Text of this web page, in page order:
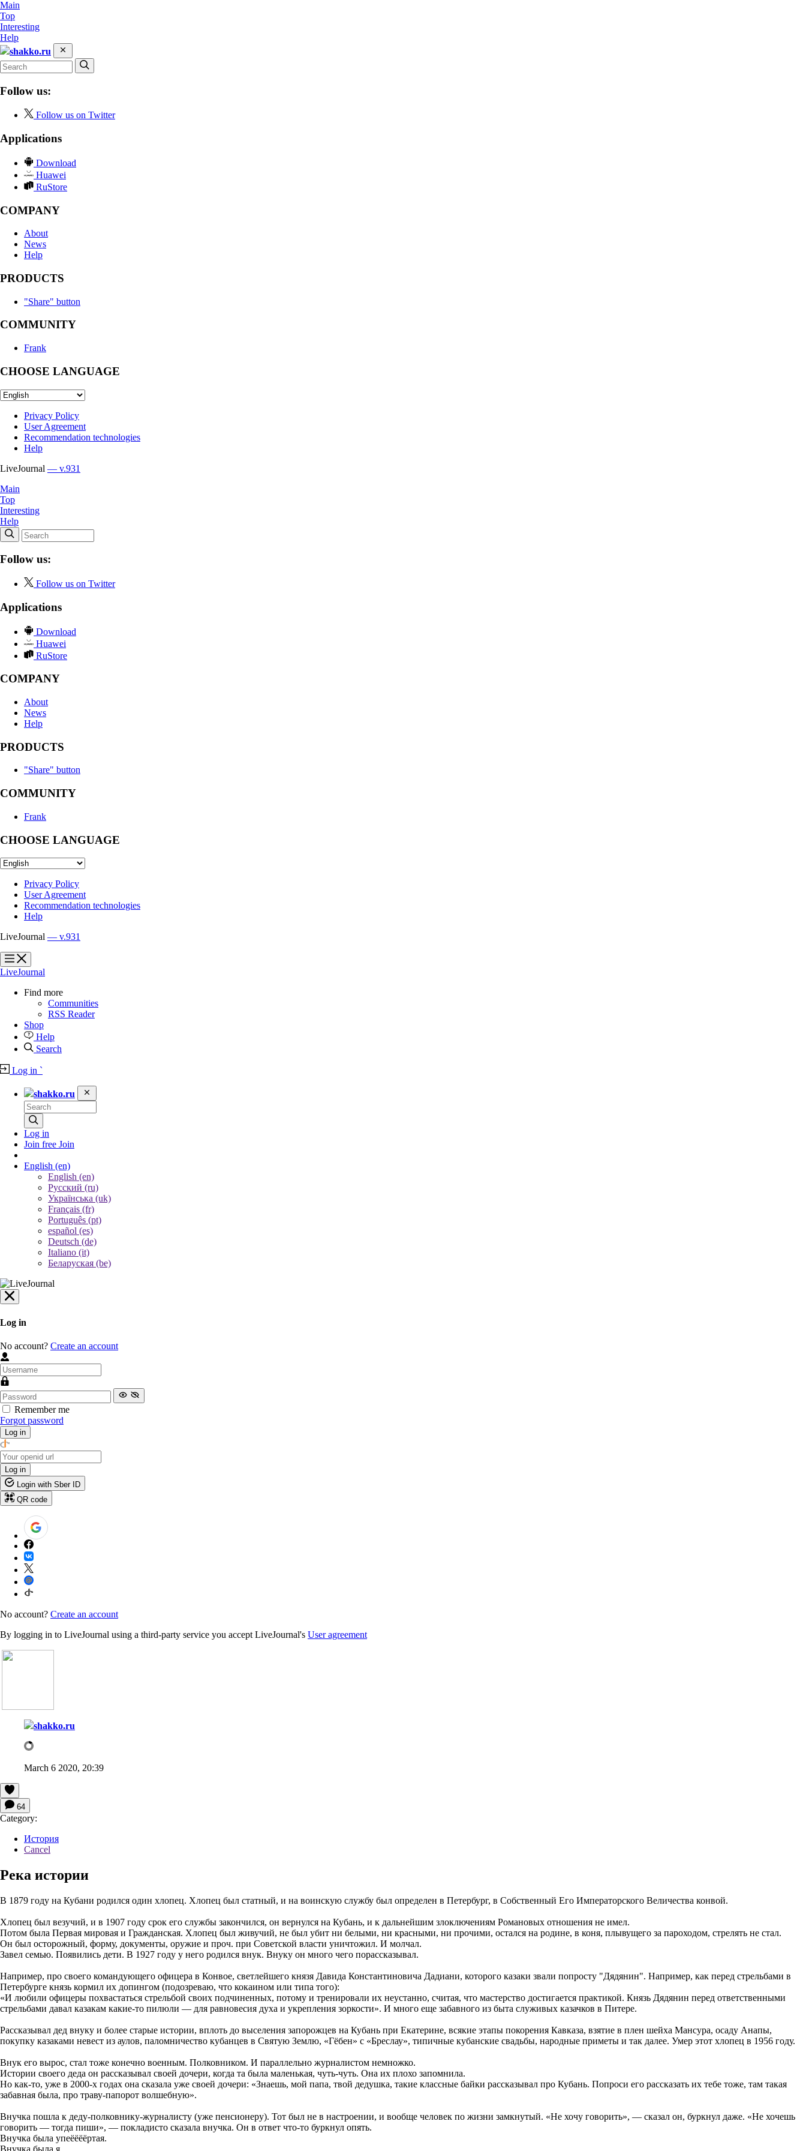
Main
Top
Interesting
Help
shakko.ru
Follow us:
Follow us on Twitter
Applications
Download
Huawei
RuStore
COMPANY
About
News
Help
PRODUCTS
"Share" button
COMMUNITY
Frank
CHOOSE LANGUAGE
Privacy Policy
User Agreement
Recommendation technologies
Help
LiveJournal — v.931
Main
Top
Interesting
Help
Follow us:
Follow us on Twitter
Applications
Download
Huawei
RuStore
COMPANY
About
News
Help
PRODUCTS
"Share" button
COMMUNITY
Frank
CHOOSE LANGUAGE
Privacy Policy
User Agreement
Recommendation technologies
Help
LiveJournal — v.931
?
?
LiveJournal
Find more
Communities
RSS Reader
Shop
Help
Search
Log in `
shakko.ru
Log in
Join free Join
English (en)
English (en)
Русский (ru)
Українська (uk)
Français (fr)
Português (pt)
español (es)
Deutsch (de)
Italiano (it)
Беларуская (be)
Log in
No account? Create an account
Remember me
Forgot password
Log in
Log in
Login with Sber ID
QR code
No account? Create an account
By logging in to LiveJournal using a third-party service you accept LiveJournal's User agreement
shakko.ru
March 6 2020, 20:39
64
Category:
История
Cancel
Река истории
В 1879 году на Кубани родился один хлопец. Хлопец был статный, и на воинскую службу был определен в Петербург, в Собственный Его Императорского Величества конвой.
Хлопец был везучий, и в 1907 году срок его службы закончился, он вернулся на Кубань, и к дальнейшим злоключениям Романовых отношения не имел.
Потом была Первая мировая и Гражданская. Хлопец был живучий, не был убит ни белыми, ни красными, ни прочими, остался на родине, в коня, плывущего за пароходом, стрелять не стал.
Он был осторожный, форму, документы, оружие и проч. при Советской власти уничтожил. И молчал.
Завел семью. Появились дети. В 1927 году у него родился внук. Внуку он много чего порассказывал.
Например, про своего командующего офицера в Конвое, светлейшего князя Давида Константиновича Дадиани, которого казаки звали попросту "Дядянин". Например, как перед стрельбами в
Петербурге князь кормил их допингом (подозреваю, что кокаином или типа того):
«И любили офицеры похвастаться стрельбой своих подчиненных, потому и тренировали их неустанно, считая, что мастерство достигается практикой. Князь Дядянин перед ответственными
стрельбами давал казакам какие-то пилюли — для равновесия духа и укрепления зоркости». И много еще забавного из быта служивых казачков в Питере.
Рассказывал дед внуку и более старые истории, вплоть до выселения запорожцев на Кубань при Екатерине, всякие этапы покорения Кавказа, взятие в плен шейха Мансура, осаду Анапы,
покупку казаками невест из аулов, паломничество кубанцев в Святую Землю, «Гёбен» с «Бреслау», типичные кубанские свадьбы, народные приметы и так далее. Умер этот хлопец в 1956 году.
Внук его вырос, стал тоже конечно военным. Полковником. И параллельно журналистом немножко.
Истории своего деда он рассказывал своей дочери, когда та была маленькая, чуть-чуть. Она их плохо запомнила.
Но как-то, уже в 2000-х годах она сказала уже своей дочери: «Знаешь, мой папа, твой дедушка, такие классные байки рассказывал про Кубань. Попроси его рассказать их тебе тоже, там такая
забавная была, про траву-папорот волшебную».
Внучка пошла к деду-полковнику-журналисту (уже пенсионеру). Тот был не в настроении, и вообще человек по жизни замкнутый. «Не хочу говорить», — сказал он, буркнул даже. «Не хочешь
говорить — тогда пиши», — покладисто сказала внучка. Он в ответ что-то буркнул опять.
Внучка была упеёёёёртая.
Внучка была я.